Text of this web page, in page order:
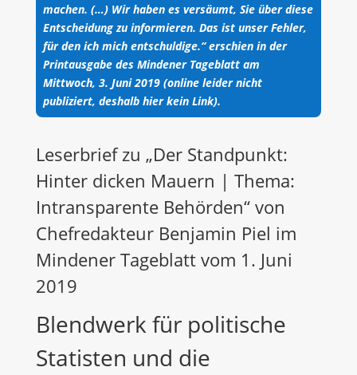
machen. (…) Wir haben es versäumt, Sie über diese
Entscheidung zu informieren. Das ist unser Fehler,
für den ich mich entschuldige.“ erschien in der
Printausgabe des Mindener Tageblatt am
Mittwoch, 3. Juni 2019 (online leider nicht
publiziert, deshalb hier kein Link).
Leserbrief zu „Der Standpunkt:
Hinter dicken Mauern | Thema:
Intransparente Behörden“ von
Chefredakteur Benjamin Piel im
Mindener Tageblatt vom 1. Juni
2019
Blendwerk für politische
Statisten und die